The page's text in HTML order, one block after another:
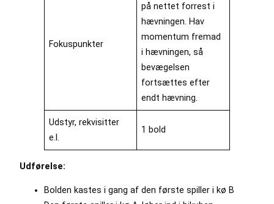
Fokuspunkter
på nettet forrest i
hævningen. Hav
momentum fremad
i hævningen, så
bevægelsen
fortsættes efter
endt hævning.
Udstyr, rekvisitter
e.l.
1 bold
Udførelse:
Bolden kastes i gang af den første spiller i kø B